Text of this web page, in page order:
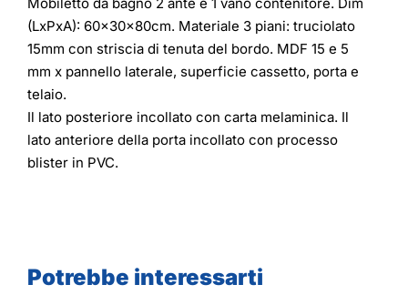
(LxPxA): 60x30x80cm. Materiale 3 piani: truciolato
15mm con striscia di tenuta del bordo. MDF 15 e 5
mm x pannello laterale, superficie cassetto, porta e
telaio.
Il lato posteriore incollato con carta melaminica. Il
lato anteriore della porta incollato con processo
blister in PVC.
Potrebbe interessarti